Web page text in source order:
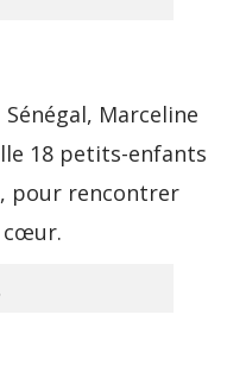
Marceline
18 petits-enfants
pour rencontrer
cœur.